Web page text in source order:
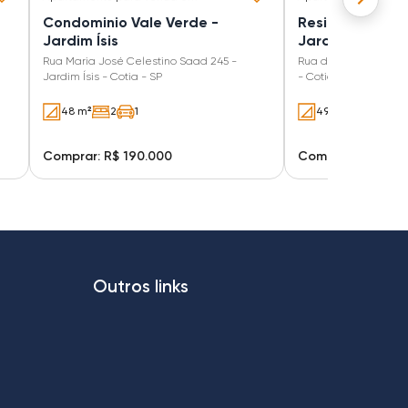
Condominio Vale Verde -
Jardim Ísis
Rua Maria José Celestino Saad 245 -
Jardim Ísis - Cotia - SP
48 m² 2 1
Comprar: R$ 190.000
Residencial
Jardim
Rua dos Coqueirais
- Cotia - SP
49 m²
Comprar: R$
Outros links